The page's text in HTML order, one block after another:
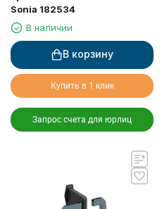
Sonia 182534
В наличии
В корзину
Купить в 1 клик
Запрос счета для юрлиц